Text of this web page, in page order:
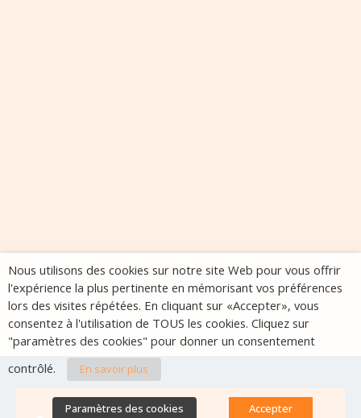
Nous utilisons des cookies sur notre site Web pour vous offrir
l'expérience la plus pertinente en mémorisant vos préférences
lors des visites répétées. En cliquant sur «Accepter», vous
consentez à l'utilisation de TOUS les cookies. Cliquez sur
"paramètres des cookies" pour donner un consentement
contrôlé.
En savoir plus
Paramètres des cookies Accepter